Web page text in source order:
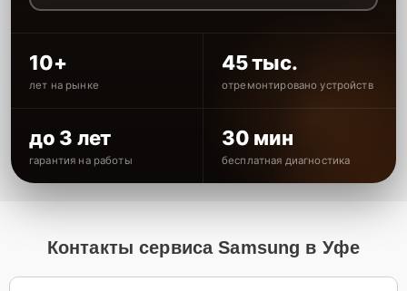
10+
лет на рынке
45 тыс.
отремонтировано устройств
до 3 лет
гарантия на работы
30 мин
бесплатная диагностика
Контакты сервиса Samsung в Уфе